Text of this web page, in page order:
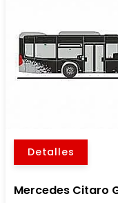
Detalles
Mercedes Citaro